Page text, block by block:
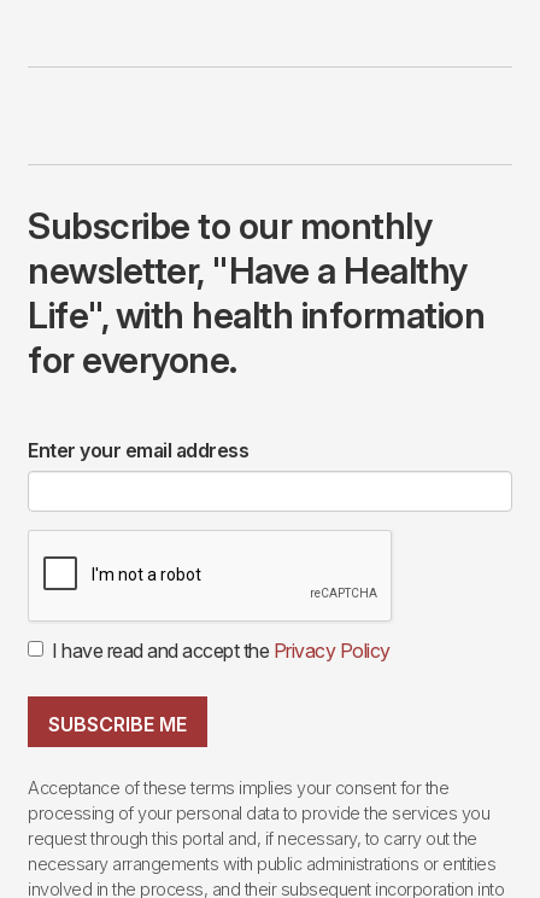
Subscribe to our monthly
newsletter, "Have a Healthy
Life", with health information
for everyone.
Enter your email address
I have read and accept the Privacy Policy
SUBSCRIBE ME
Acceptance of these terms implies your consent for the
processing of your personal data to provide the services you
request through this portal and, if necessary, to carry out the
necessary arrangements with public administrations or entities
involved in the process, and their subsequent incorporation into